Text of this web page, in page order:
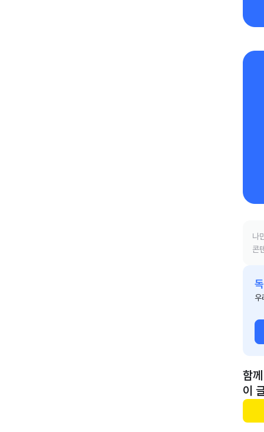
나
콘
우
함
이